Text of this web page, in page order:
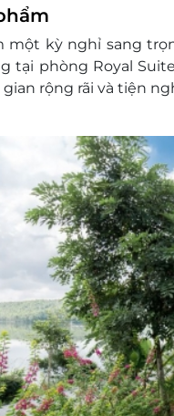
tuổi ở chung với bố
tuổi ở chung với bố
trở lên, tính như
tour
& tư vấn (9h-20h):
để kiểm tra
trong tuần
áp dụng các ngày
phụ thu 500.000
quy định: Giỗ tổ
3/5), Quốc khánh( 30/
thứ 3: 400,000VND/
thứ 3:
phòng
14h00
một kỳ nghỉ sang
tại phòng Royal
rộng rãi và tiện